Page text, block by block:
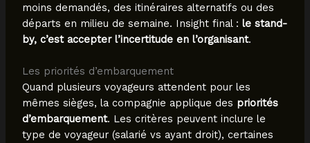
moins demandés, des itinéraires alternatifs ou des
départs en milieu de semaine. Insight final : le stand-
by, c’est accepter l’incertitude en l’organisant.
Les priorités d’embarquement
Quand plusieurs voyageurs attendent pour les
mêmes sièges, la compagnie applique des priorités
d’embarquement. Les critères peuvent inclure le
type de voyageur (salarié vs ayant droit), certaines